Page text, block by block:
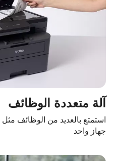
آلة متعددة الوظائف
استمتع بالعديد من الوظائف
جهاز واحد